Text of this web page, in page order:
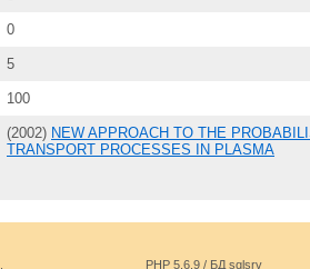
0
5
100
(2002) NEW APPROACH TO THE
TRANSPORT PROCESSES IN PLASMA
PHP 5.6.9 / БД sqlsrv